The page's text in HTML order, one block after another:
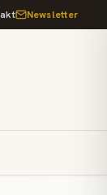
Newsletter